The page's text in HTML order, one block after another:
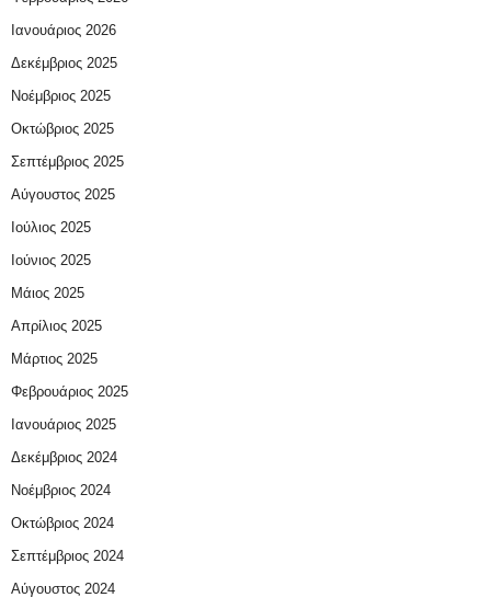
Ιανουάριος 2026
Δεκέμβριος 2025
Νοέμβριος 2025
Οκτώβριος 2025
Σεπτέμβριος 2025
Αύγουστος 2025
Ιούλιος 2025
Ιούνιος 2025
Μάιος 2025
Απρίλιος 2025
Μάρτιος 2025
Φεβρουάριος 2025
Ιανουάριος 2025
Δεκέμβριος 2024
Νοέμβριος 2024
Οκτώβριος 2024
Σεπτέμβριος 2024
Αύγουστος 2024